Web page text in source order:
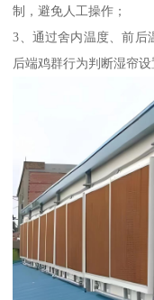
制，避免人工操作；
3、通过舍内温度、前后
后端鸡群行为判断湿帘设